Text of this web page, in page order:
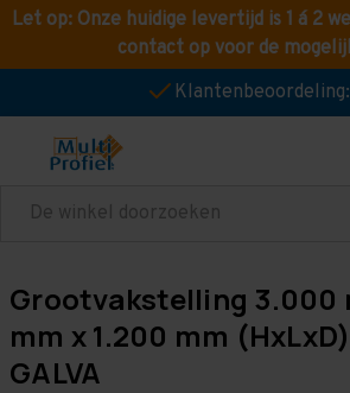
Let op: Onze huidige levertijd is 1 á 2
contact op voor de
Zoeken
Grootvakstelling 3.000
mm x 1.200 mm
GALVA